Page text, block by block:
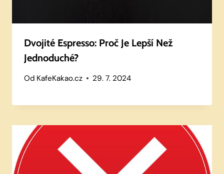
Dvojité Espresso: Proč Je Lepší Než
Jednoduché?
Od KafeKakao.cz 29. 7. 2024